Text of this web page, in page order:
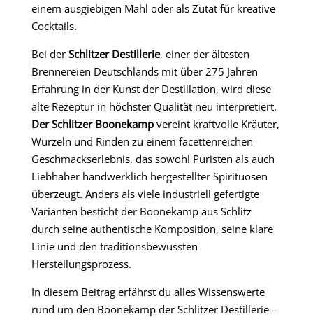
einem ausgiebigen Mahl oder als Zutat für kreative
Cocktails.
Bei der Schlitzer Destillerie, einer der ältesten
Brennereien Deutschlands mit über 275 Jahren
Erfahrung in der Kunst der Destillation, wird diese
alte Rezeptur in höchster Qualität neu interpretiert.
Der Schlitzer Boonekampvereint kraftvolle Kräuter,
Wurzeln und Rinden zu einem facettenreichen
Geschmackserlebnis, das sowohl Puristen als auch
Liebhaber handwerklich hergestellter Spirituosen
überzeugt. Anders als viele industriell gefertigte
Varianten besticht der Boonekamp aus Schlitz
durch seine authentische Komposition, seine klare
Linie und den traditionsbewussten
Herstellungsprozess.
In diesem Beitrag erfährst du alles Wissenswerte
rund um den Boonekamp der Schlitzer Destillerie –